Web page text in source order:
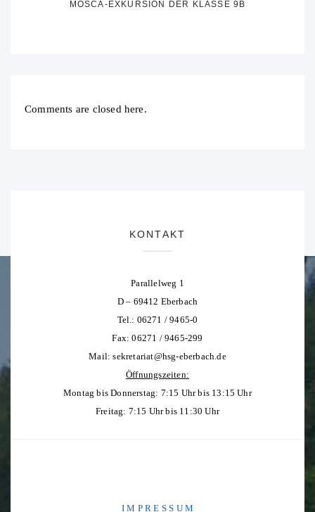
MOSCA-EXKURSION DER KLASSE 9B
Comments are closed here.
KONTAKT
Parallelweg 1
D – 69412 Eberbach
Tel.: 06271 / 9465-0
Fax: 06271 / 9465-299
Mail:sekretariat@hsg-eberbach.de
Öffnungszeiten:
Montag bis Donnerstag: 7:15 Uhr bis 13:15 Uhr
Freitag: 7:15 Uhr bis 11:30 Uhr
I M P R E S S U M